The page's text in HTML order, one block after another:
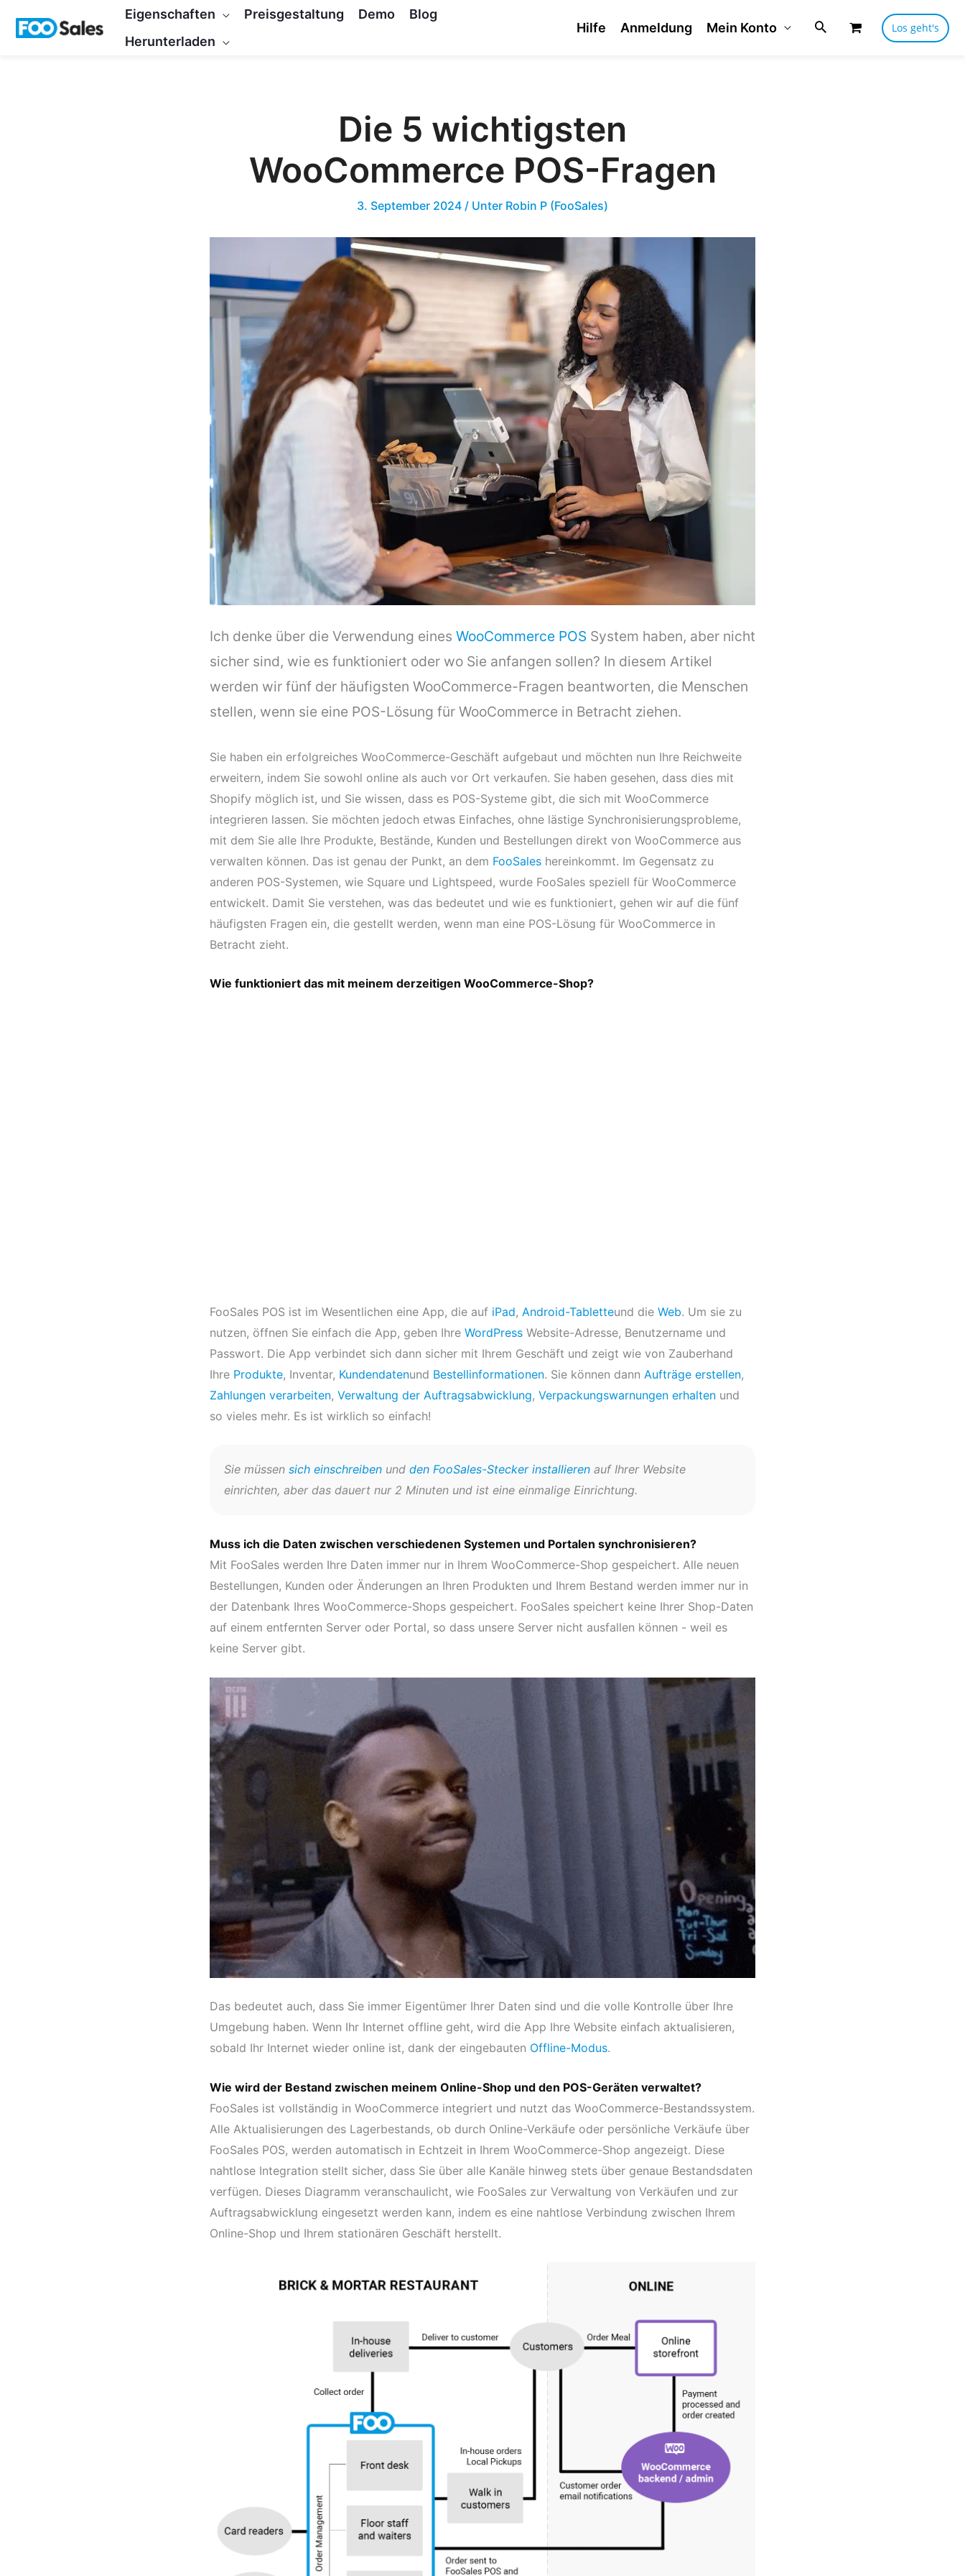
Inhalt
Eigenschaften Preisgestaltung Demo
Blog
Herunterladen
Hilfe Anmeldung Mein Konto Los geht's
Die 5 wichtigsten
WooCommerce POS-Fragen
3. September 2024 / Unter Robin P (FooSales)
Ich denke über die Verwendung eines WooCommerce POS System haben, aber nicht
sicher sind, wie es funktioniert oder wo Sie anfangen sollen? In diesem Artikel
werden wir fünf der häufigsten WooCommerce-Fragen beantworten, die Menschen
stellen, wenn sie eine POS-Lösung für WooCommerce in Betracht ziehen.
Sie haben ein erfolgreiches WooCommerce-Geschäft aufgebaut und möchten nun Ihre Reichweite
erweitern, indem Sie sowohl online als auch vor Ort verkaufen. Sie haben gesehen, dass dies mit
Shopify möglich ist, und Sie wissen, dass es POS-Systeme gibt, die sich mit WooCommerce
integrieren lassen. Sie möchten jedoch etwas Einfaches, ohne lästige Synchronisierungsprobleme,
mit dem Sie alle Ihre Produkte, Bestände, Kunden und Bestellungen direkt von WooCommerce aus
verwalten können. Das ist genau der Punkt, an dem FooSales hereinkommt. Im Gegensatz zu
anderen POS-Systemen, wie Square und Lightspeed, wurde FooSales speziell für WooCommerce
entwickelt. Damit Sie verstehen, was das bedeutet und wie es funktioniert, gehen wir auf die fünf
häufigsten Fragen ein, die gestellt werden, wenn man eine POS-Lösung für WooCommerce in
Betracht zieht.
Wie funktioniert das mit meinem derzeitigen WooCommerce-Shop?
FooSales POS ist im Wesentlichen eine App, die auf iPad, Android-Tabletteund die Web. Um sie zu
nutzen, öffnen Sie einfach die App, geben Ihre WordPress Website-Adresse, Benutzername und
Passwort. Die App verbindet sich dann sicher mit Ihrem Geschäft und zeigt wie von Zauberhand
Ihre Produkte, Inventar, Kundendatenund Bestellinformationen. Sie können dann Aufträge erstellen,
Zahlungen verarbeiten, Verwaltung der Auftragsabwicklung, Verpackungswarnungen erhalten und
so vieles mehr. Es ist wirklich so einfach!
Sie müssen sich einschreiben und den FooSales-Stecker installieren auf Ihrer Website
einrichten, aber das dauert nur 2 Minuten und ist eine einmalige Einrichtung.
Muss ich die Daten zwischen verschiedenen Systemen und Portalen synchronisieren?
Mit FooSales werden Ihre Daten immer nur in Ihrem WooCommerce-Shop gespeichert. Alle neuen
Bestellungen, Kunden oder Änderungen an Ihren Produkten und Ihrem Bestand werden immer nur in
der Datenbank Ihres WooCommerce-Shops gespeichert. FooSales speichert keine Ihrer Shop-Daten
auf einem entfernten Server oder Portal, so dass unsere Server nicht ausfallen können - weil es
keine Server gibt.
Das bedeutet auch, dass Sie immer Eigentümer Ihrer Daten sind und die volle Kontrolle über Ihre
Umgebung haben. Wenn Ihr Internet offline geht, wird die App Ihre Website einfach aktualisieren,
sobald Ihr Internet wieder online ist, dank der eingebauten Offline-Modus.
Wie wird der Bestand zwischen meinem Online-Shop und den POS-Geräten verwaltet?
FooSales ist vollständig in WooCommerce integriert und nutzt das WooCommerce-Bestandssystem.
Alle Aktualisierungen des Lagerbestands, ob durch Online-Verkäufe oder persönliche Verkäufe über
FooSales POS, werden automatisch in Echtzeit in Ihrem WooCommerce-Shop angezeigt. Diese
nahtlose Integration stellt sicher, dass Sie über alle Kanäle hinweg stets über genaue Bestandsdaten
verfügen. Dieses Diagramm veranschaulicht, wie FooSales zur Verwaltung von Verkäufen und zur
Auftragsabwicklung eingesetzt werden kann, indem es eine nahtlose Verbindung zwischen Ihrem
Online-Shop und Ihrem stationären Geschäft herstellt.